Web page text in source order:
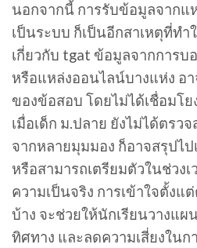
นอกจากนี้ การรับข้อมูลจากแ
เป็นระบบ ก็เป็นอีกสาเหตุที่ทำ
เกี่ยวกับ tgat ข้อมูลจากการบ
หรือแหล่งออนไลน์บางแห่ง อ
ของข้อสอบ โดยไม่ได้เชื่อมโ
เมื่อเด็ก ม.ปลาย ยังไม่ได้ตรว
จากหลายมุมมอง ก็อาจสรุปไ
หรือสามารถเตรียมตัวในช่วง
ความเป็นจริง การเข้าใจตั้งแ
บ้าง จะช่วยให้นักเรียนวางแผ
ทิศทาง และลดความเสี่ยงใน